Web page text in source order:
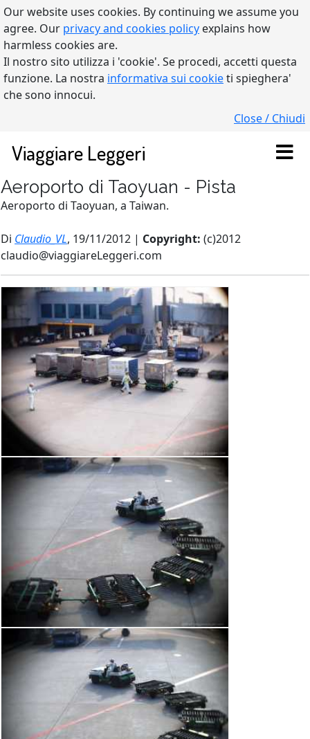
Our website uses cookies. By continuing we assume you
agree. Our privacy and cookies policy explains how
harmless cookies are.
Il nostro sito utilizza i 'cookie'. Se procedi, accetti questa
funzione. La nostra informativa sui cookieti spieghera'
che sono innocui.
Close / Chiudi
Viaggiare Leggeri
Aeroporto di Taoyuan - Pista
Aeroporto di Taoyuan, a Taiwan.
Di Claudio_VL, 19/11/2012 | Copyright: (c)2012
claudio@viaggiareLeggeri.com